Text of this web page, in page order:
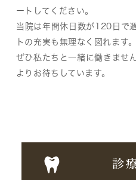
ートしてください。
当院は年間休日数が120日で
トの充実も無理なく図れます。
ぜひ私たちと一緒に働きませ
よりお待ちしています。
診